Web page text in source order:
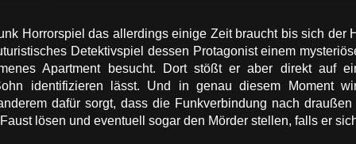
Horrorspiel das allerdings einige Zeit braucht bis sich der
Detektivspiel dessen Protagonist einem
Apartment besucht. Dort stößt er aber direkt auf
identifizieren lässt. Und in genau diesem Moment
dafür sorgt, dass die Funkverbindung nach
lösen und eventuell sogar den Mörder stellen, falls er